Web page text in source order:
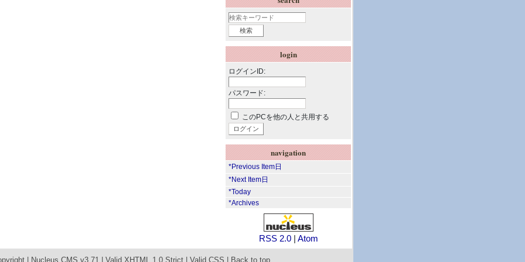
login
ログインID:
パスワード:
このPCを他の人と共用する
navigation
*Previous Item日
*Next Item日
*Today
*Archives
RSS 2.0| Atom